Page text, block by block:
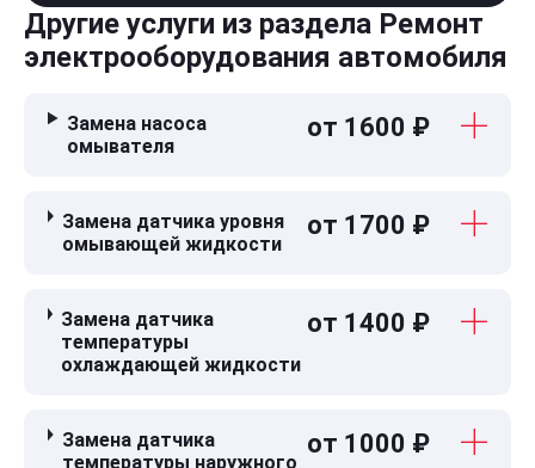
Другие услуги из раздела Ремонт
электрооборудования автомобиля
Замена насоса
омывателя
от 1600 ₽
Замена датчика уровня
омывающей жидкости
от 1700 ₽
Замена датчика
температуры
охлаждающей жидкости
от 1400 ₽
Замена датчика
температуры наружного
от 1000 ₽